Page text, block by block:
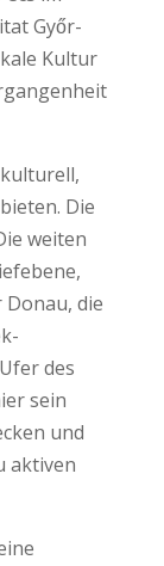
Győr-
Kultur
Die
weiten
die
des
sein
und
aktiven